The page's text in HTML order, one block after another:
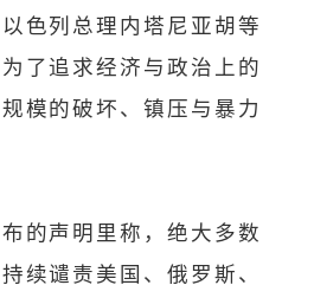
色列总理内塔尼亚胡等
了追求经济与政治上的
模的破坏、镇压与暴力
的声明里称，绝大多数
续谴责美国、俄罗斯、